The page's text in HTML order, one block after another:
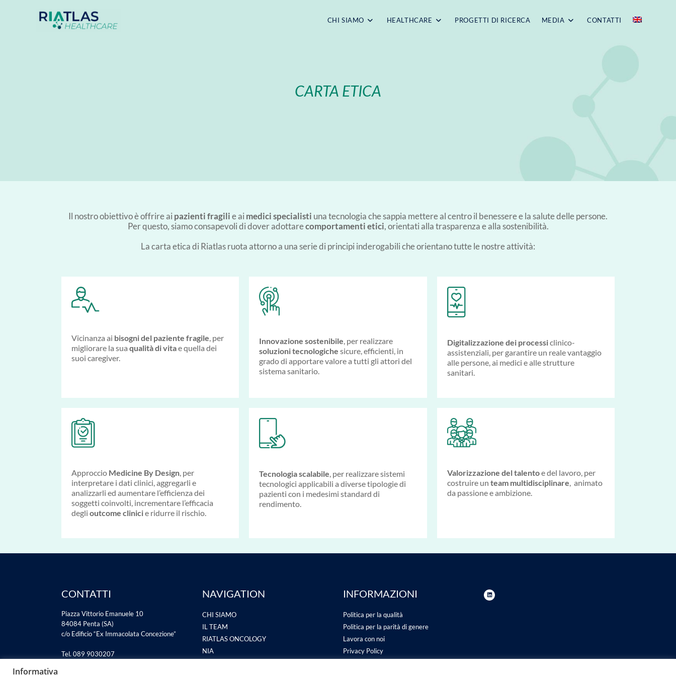
CHI SIAMO HEALTHCARE PROGETTI DI RICERCA MEDIA CONTATTI
CARTA ETICA
Il nostro obiettivo è offrire ai pazienti fragilie ai medici specialisti una tecnologia che sappia mettere al centro il benessere e la salute delle persone.
Per questo, siamo consapevoli di dover adottarecomportamenti etici, orientati alla trasparenza e alla sostenibilità.
La carta etica di Riatlas ruota attorno a una serie di principi inderogabili che orientano tutte le nostre attività:
Vicinanza ai bisogni del paziente fragile, per
migliorare la sua qualità di vitae quella dei
suoi caregiver.
Innovazione sostenibile , per realizzare
soluzioni tecnologiche sicure, efficienti, in
grado di apportare valore a tutti gli attori del
sistema sanitario.
Digitalizzazione dei processiclinico-
assistenziali, per garantire un reale vantaggio
alle persone, ai medici e alle strutture
sanitari.
Approccio Medicine By Design, per
interpretare i dati clinici, aggregarli e
analizzarli ed aumentare l’efficienza dei
soggetti coinvolti, incrementare l’efficacia
degli outcome clinicie ridurre il rischio.
Tecnologia scalabile, per realizzare sistemi
tecnologici applicabili a diverse tipologie di
pazienti con i medesimi standard di
rendimento.
Valorizzazione del talentoe del lavoro, per
costruire un team multidisciplinare, animato
da passione e ambizione.
CONTATTI
Piazza Vittorio Emanuele 10
84084 Penta (SA)
c/o Edificio “Ex Immacolata Concezione”
Tel. 089 9030207
NAVIGATION
CHI SIAMO
IL TEAM
RIATLAS ONCOLOGY
NIA
INFORMAZIONI
Politica per la qualità
Politica per la parità di genere
Lavora con noi
Privacy Policy
Informativa